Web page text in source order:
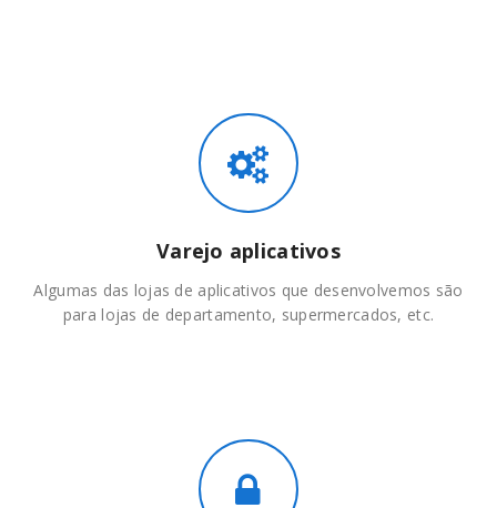
Varejo aplicativos
Algumas das lojas de aplicativos que desenvolvemos são
para lojas de departamento, supermercados, etc.